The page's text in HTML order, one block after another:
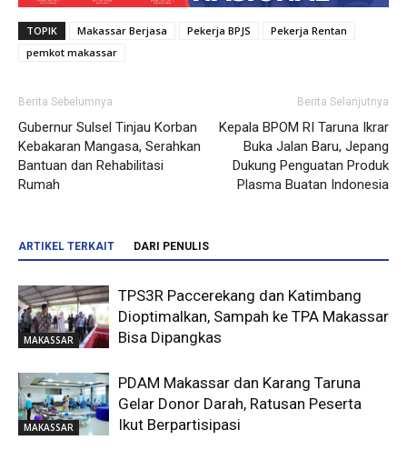
TOPIK Makassar Berjasa Pekerja BPJS
Pekerja Rentan
pemkot makassar
Berita Sebelumnya
Gubernur Sulsel Tinjau Korban
Kebakaran Mangasa, Serahkan
Bantuan dan Rehabilitasi
Rumah
Berita Selanjutnya
Kepala BPOM RI Taruna Ikrar
Buka Jalan Baru, Jepang
Dukung Penguatan Produk
Plasma Buatan Indonesia
ARTIKEL TERKAIT DARI PENULIS
MAKASSAR
TPS3R Paccerekang dan Katimbang
Dioptimalkan, Sampah ke TPA Makassar
Bisa Dipangkas
MAKASSAR
PDAM Makassar dan Karang Taruna
Gelar Donor Darah, Ratusan Peserta
Ikut Berpartisipasi